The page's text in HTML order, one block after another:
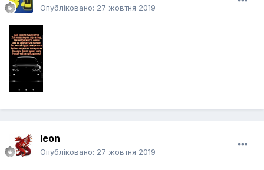
Опубліковано: 27 жовтня 2019
leon
Опубліковано: 27 жовтня 2019